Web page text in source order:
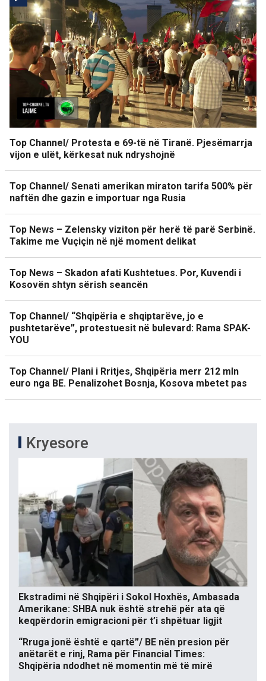
Top Channel/ Protesta e 69-të në Tiranë. Pjesëmarrja
vijon e ulët, kërkesat nuk ndryshojnë
Top Channel/ Senati amerikan miraton tarifa 500% për
naftën dhe gazin e importuar nga Rusia
Top News – Zelensky viziton për herë të parë Serbinë.
Takime me Vuçiçin në një moment delikat
Top News – Skadon afati Kushtetues. Por, Kuvendi i
Kosovën shtyn sërish seancën
Top Channel/ “Shqipëria e shqiptarëve, jo e
pushtetarëve”, protestuesit në bulevard: Rama SPAK-
YOU
Top Channel/ Plani i Rritjes, Shqipëria merr 212 mln
euro nga BE. Penalizohet Bosnja, Kosova mbetet pas
Kryesore
Ekstradimi në Shqipëri i Sokol Hoxhës, Ambasada
Amerikane: SHBA nuk është strehë për ata që
keqpërdorin emigracioni për t’i shpëtuar ligjit
“Rruga jonë është e qartë”/ BE nën presion për
anëtarët e rinj, Rama për Financial Times:
Shqipëria ndodhet në momentin më të mirë